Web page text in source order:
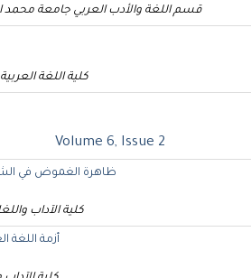
قسم اللغة والأدب العربي جامعة
كلية اللغة
Volume 6, Issue 2
ظاهرة الغموض في
كلية الآداب
أزمة اللغة